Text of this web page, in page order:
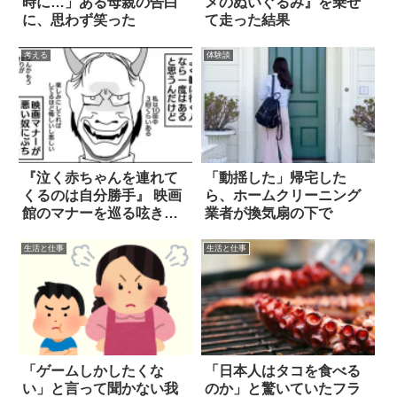
に、思わず笑った
て走った結果
考える
『泣く赤ちゃんを連れて
くるのは自分勝手』 映画
館のマナーを巡る呟きに
体験談
「動揺した」帰宅した
ら、ホームクリーニング
業者が換気扇の下で
生活と仕事
「ゲームしかしたくな
い」と言って聞かない我
生活と仕事
「日本人はタコを食べる
のか」と驚いていたフラ